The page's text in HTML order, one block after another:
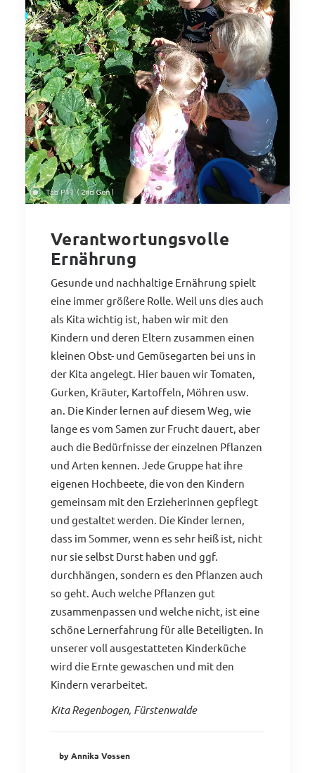
Verantwortungsvolle
Ernährung
Gesunde und nachhaltige Ernährung spielt
eine immer größere Rolle. Weil uns dies auch
als Kita wichtig ist, haben wir mit den
Kindern und deren Eltern zusammen einen
kleinen Obst- und Gemüsegarten bei uns in
der Kita angelegt. Hier bauen wir Tomaten,
Gurken, Kräuter, Kartoffeln, Möhren usw.
an. Die Kinder lernen auf diesem Weg, wie
lange es vom Samen zur Frucht dauert, aber
auch die Bedürfnisse der einzelnen Pflanzen
und Arten kennen. Jede Gruppe hat ihre
eigenen Hochbeete, die von den Kindern
gemeinsam mit den Erzieherinnen gepflegt
und gestaltet werden. Die Kinder lernen,
dass im Sommer, wenn es sehr heiß ist, nicht
nur sie selbst Durst haben und ggf.
durchhängen, sondern es den Pflanzen auch
so geht. Auch welche Pflanzen gut
zusammenpassen und welche nicht, ist eine
schöne Lernerfahrung für alle Beteiligten. In
unserer voll ausgestatteten Kinderküche
wird die Ernte gewaschen und mit den
Kindern verarbeitet.
Kita Regenbogen, Fürstenwalde
by Annika Vossen